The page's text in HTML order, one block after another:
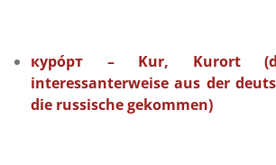
куро́рт – Kur, Kurort
interessanterweise aus der
die russische gekommen)